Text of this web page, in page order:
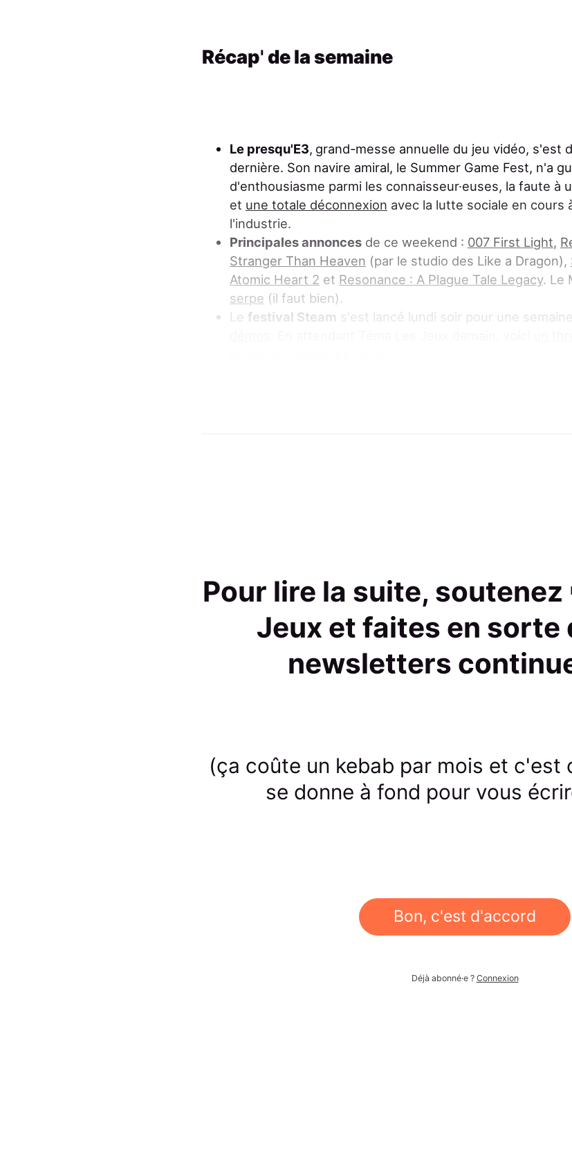
Récap'de la semaine
Le presqu'E3, grand-messe annuelle du jeu vidéo, s'est
dernière. Son navire amiral, le Summer Game Fest, n'a
d'enthousiasme parmi les connaisseur·euses, la faute à
et une totale déconnexion avec la lutte sociale en cours
l'industrie.
Principales annonces de ce weekend : 007 First Light,
Stranger Than Heaven (par le studio des Like a Dragon),
Atomic Heart 2 et Resonance : A Plague Tale Legacy. Le
serpe (il faut bien).
Le festival Steam s'est lancé lundi soir pour une
Pour lire la suite, soutenez
Jeux et faites en sorte
newsletters
(ça coûte un kebab par mois et c'est
se donne à fond pour vous
Bon, c'est d'accord
Déjà abonné·e ? Connexion